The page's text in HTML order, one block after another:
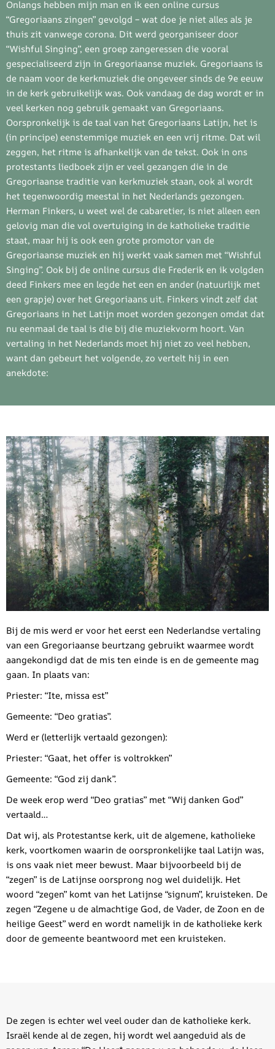
Onlangs hebben mijn man en ik een online cursus
“Gregoriaans zingen” gevolgd – wat doe je niet alles als je
thuis zit vanwege corona. Dit werd georganiseer door
“Wishful Singing”, een groep zangeressen die vooral
gespecialiseerd zijn in Gregoriaanse muziek. Gregoriaans is
de naam voor de kerkmuziek die ongeveer sinds de 9e eeuw
in de kerk gebruikelijk was. Ook vandaag de dag wordt er in
veel kerken nog gebruik gemaakt van Gregoriaans.
Oorspronkelijk is de taal van het Gregoriaans Latijn, het is
(in principe) eenstemmige muziek en een vrij ritme. Dat wil
zeggen, het ritme is afhankelijk van de tekst. Ook in ons
protestants liedboek zijn er veel gezangen die in de
Gregoriaanse traditie van kerkmuziek staan, ook al wordt
het tegenwoordig meestal in het Nederlands gezongen.
Herman Finkers, u weet wel de cabaretier, is niet alleen een
gelovig man die vol overtuiging in de katholieke traditie
staat, maar hij is ook een grote promotor van de
Gregoriaanse muziek en hij werkt vaak samen met “Wishful
Singing”. Ook bij de online cursus die Frederik en ik volgden
deed Finkers mee en legde het een en ander (natuurlijk met
een grapje) over het Gregoriaans uit. Finkers vindt zelf dat
Gregoriaans in het Latijn moet worden gezongen omdat dat
nu eenmaal de taal is die bij die muziekvorm hoort. Van
vertaling in het Nederlands moet hij niet zo veel hebben,
want dan gebeurt het volgende, zo vertelt hij in een
anekdote:
Bij de mis werd er voor het eerst een Nederlandse vertaling
van een Gregoriaanse beurtzang gebruikt waarmee wordt
aangekondigd dat de mis ten einde is en de gemeente mag
gaan. In plaats van:
Priester: “Ite, missa est”
Gemeente: “Deo gratias”.
Werd er (letterlijk vertaald gezongen):
Priester: “Gaat, het offer is voltrokken”
Gemeente: “God zij dank”.
De week erop werd “Deo gratias” met “Wij danken God”
vertaald…
Dat wij, als Protestantse kerk, uit de algemene, katholieke
kerk, voortkomen waarin de oorspronkelijke taal Latijn was,
is ons vaak niet meer bewust. Maar bijvoorbeeld bij de
“zegen” is de Latijnse oorsprong nog wel duidelijk. Het
woord “zegen” komt van het Latijnse “signum”, kruisteken. De
zegen “Zegene u de almachtige God, de Vader, de Zoon en de
heilige Geest” werd en wordt namelijk in de katholieke kerk
door de gemeente beantwoord met een kruisteken.
De zegen is echter wel veel ouder dan de katholieke kerk.
Israël kende al de zegen, hij wordt wel aangeduid als de